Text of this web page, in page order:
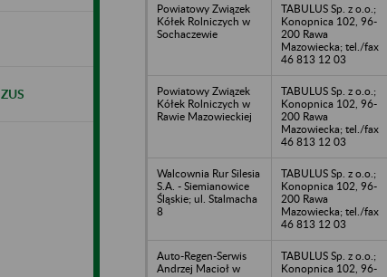
Powiatowy Związek
Kółek Rolniczych w
Sochaczewie
TABULUS Sp. z o.o.;
Konopnica 102, 96-
200 Rawa
Mazowiecka; tel./fax
46 813 12 03
Powiatowy Związek
Kółek Rolniczych w
Rawie Mazowieckiej
TABULUS Sp. z o.o.;
Konopnica 102, 96-
200 Rawa
Mazowiecka; tel./fax
46 813 12 03
Walcownia Rur Silesia
S.A. - Siemianowice
Śląskie; ul. Stalmacha
8
TABULUS Sp. z o.o.;
Konopnica 102, 96-
200 Rawa
Mazowiecka; tel./fax
46 813 12 03
Auto-Regen-Serwis
Andrzej Macioł w
TABULUS Sp. z o.o.;
Konopnica 102, 96-